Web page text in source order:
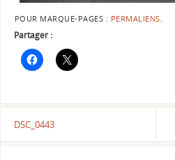
POUR MARQUE-PAGES : PERMALIENS.
Partager :
DSC_0443